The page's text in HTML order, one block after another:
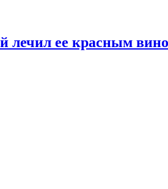
лечил ее красным